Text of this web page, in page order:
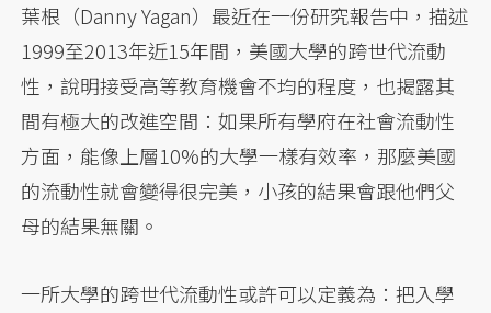
葉根（Danny Yagan）最近在一份研究報告中，描述
1999至2013年近15年間，美國大學的跨世代流動
性，說明接受高等教育機會不均的程度，也揭露其
間有極大的改進空間：如果所有學府在社會流動性
方面，能像上層10%的大學一樣有效率，那麼美國
的流動性就會變得很完美，小孩的結果會跟他們父
母的結果無關。
一所大學的跨世代流動性或許可以定義為：把入學